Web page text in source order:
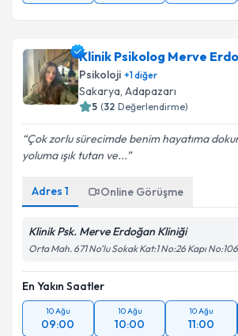
Klinik Psikolog Merve
Psikoloji +1diğer
Sakarya, Adapazarı
5 (32 Değerlendirme)
Çok zorlu sürecimde benim hayatıma
yoluma ışık tutan ve...
Adres 1 Online Görüşme
Klinik Psk. Merve Erdoğan Kliniği
Orta Mah. 671 No’lu Sokak Kat:1 No:26 Kapı
En Yakın Saatler
10 Ağu
09:00
10 Ağu
10:00
10 Ağu
11:00